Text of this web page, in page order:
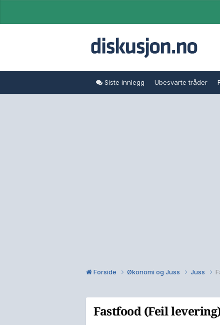
Siste innlegg Ubesvarte tråder
Forside Økonomi og Juss Juss
Fastfood (Feil